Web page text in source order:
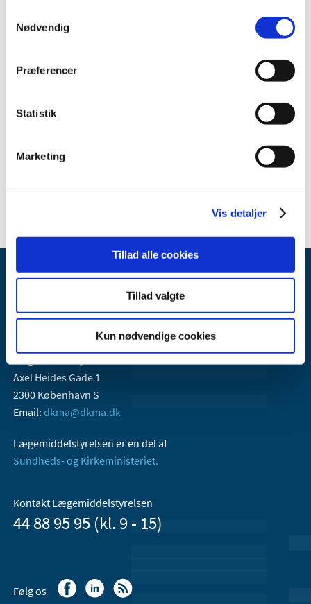
Nødvendig
Præferencer
Statistik
Marketing
Vis detaljer
Tillad alle cookies
Tillad valgte
Kun nødvendige cookies
Iben Lund Thonesen
Apoteker & medicintilskud
Send en mail
Axel Heides Gade 1
2300 København S
Email: dkma@dkma.dk
Lægemiddelstyrelsen er en del af
Sundheds- og Kirkeministeriet.
Kontakt Lægemiddelstyrelsen
44 88 95 95 (kl. 9 - 15)
Følg os